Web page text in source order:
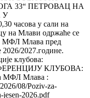
33“ ПЕТРОВАЦ НА
У
часова у сали на
на Млави одржаће се
МФЛ Млава пред
2026/2027.године.
клубова:
КЛУБОВА:
МФЛ Млава :
08/Poziv-za-
2026.pdf